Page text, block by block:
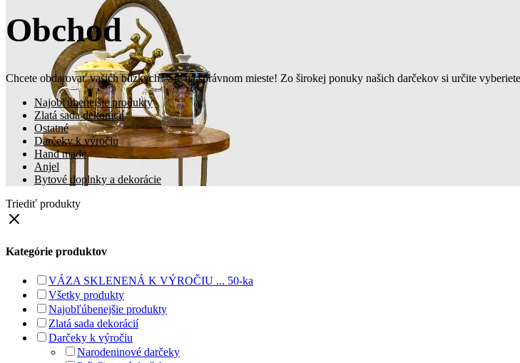
Obchod
Chcete obdarovať vašich blízkych? Ste na správnom mieste! Zo širokej ponuky našich darčekov si určite
Najobľúbenejšie produkty
Zlatá sada dekorácií
Ostatné
Darčeky k výročiu
Hand made
Anjel
Bytové doplnky a dekorácie
Triediť produkty
Kategórie produktov
VÁZA SKLENENÁ K VÝROČIU ... 50-ka
Všetky produkty
Najobľúbenejšie produkty
Zlatá sada dekorácií
Darčeky k výročiu
Narodeninové darčeky